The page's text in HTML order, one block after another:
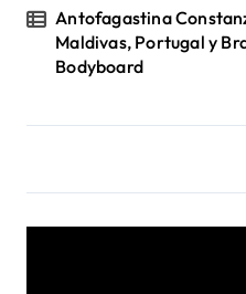
Antofagastina
Maldivas, Portugal y
Bodyboard